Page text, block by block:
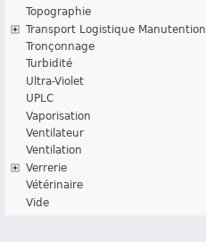
Topographie
Transport Logistique Manutention
Tronçonnage
Turbidité
Ultra-Violet
UPLC
Vaporisation
Ventilateur
Ventilation
Verrerie
Vétérinaire
Vide